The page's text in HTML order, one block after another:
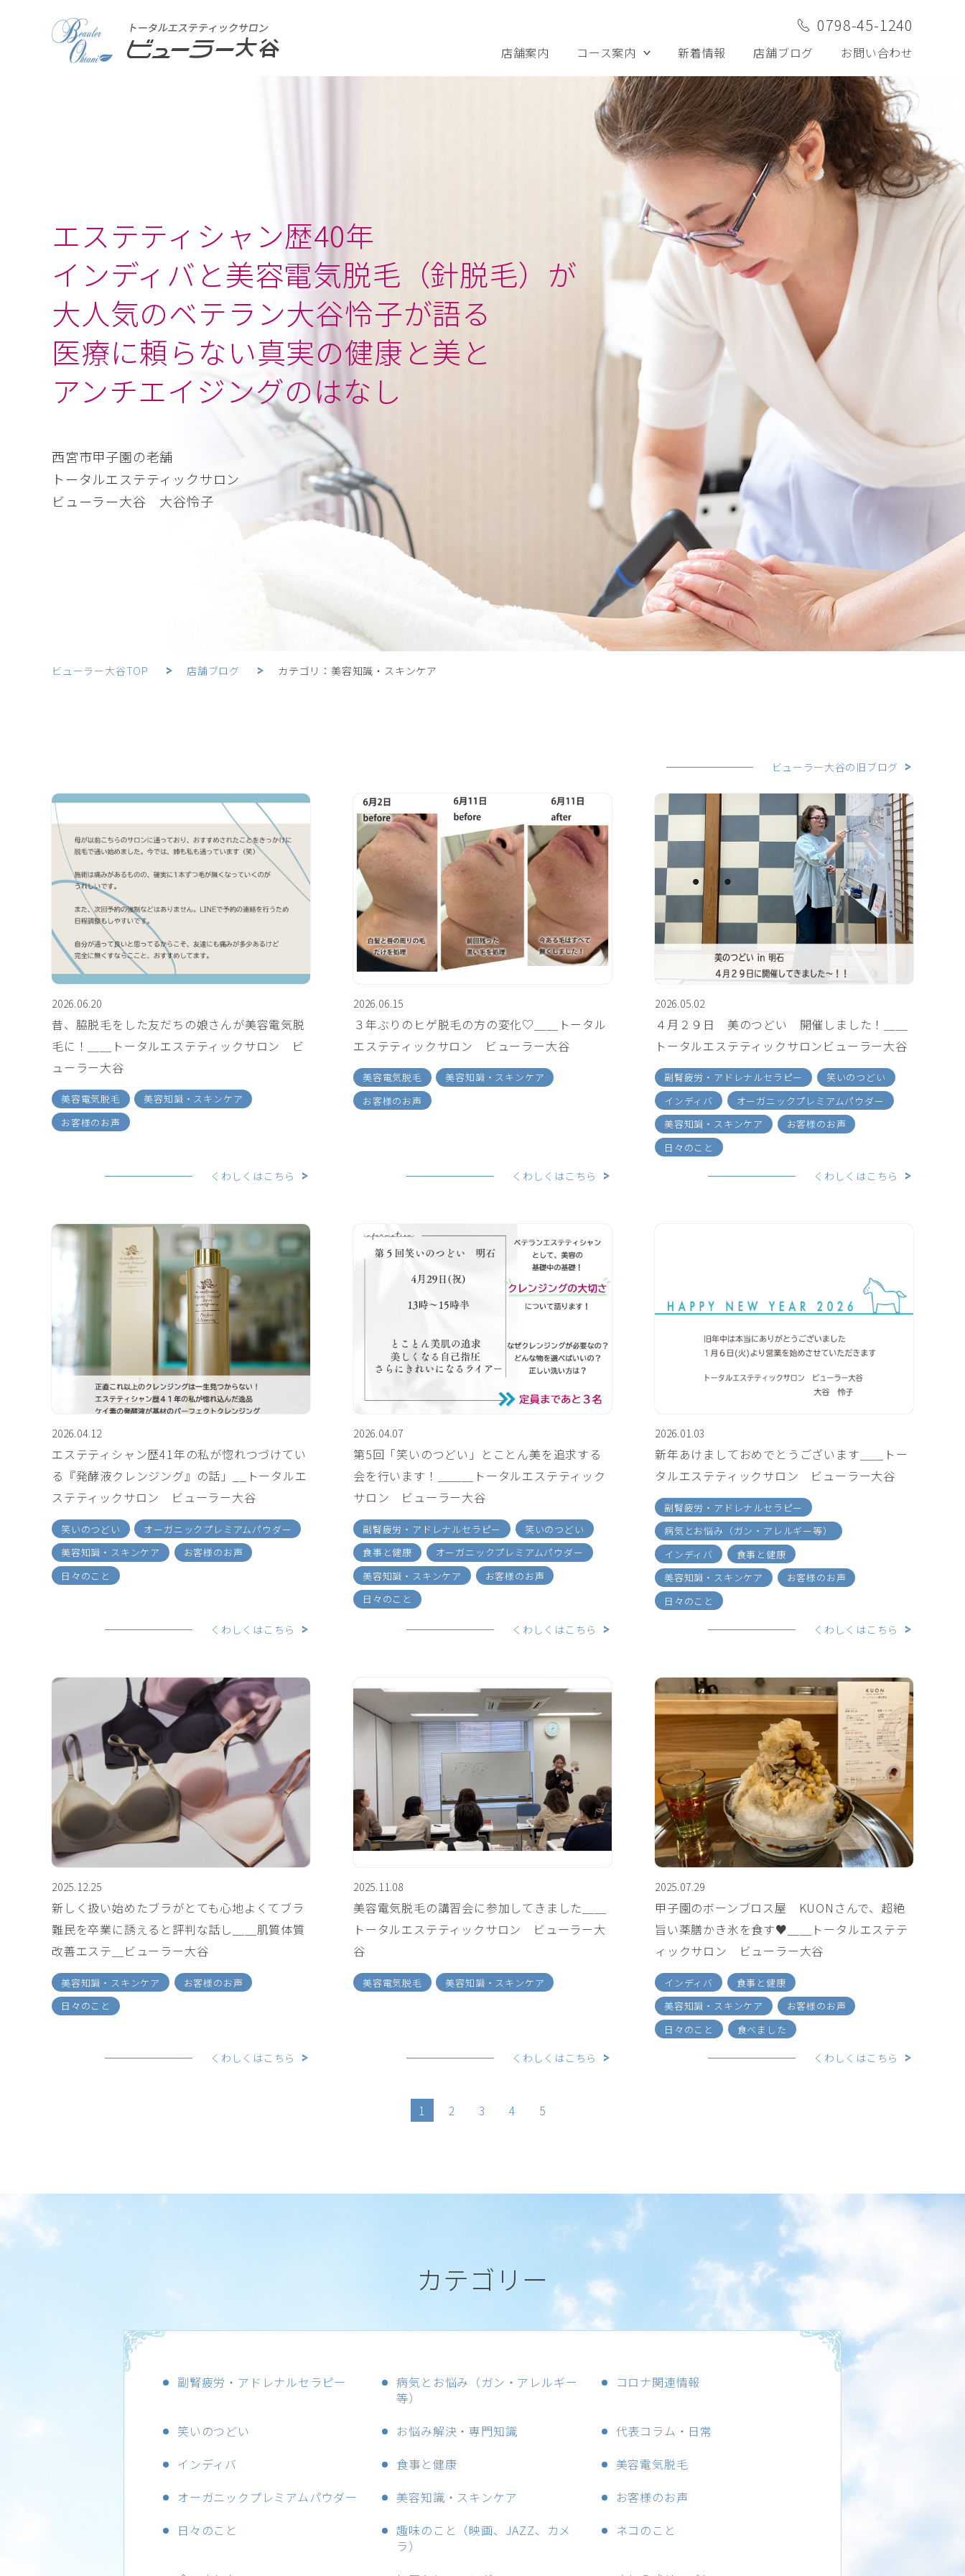
0798-45-1240
店舗案内 コース案内 新着情報 店舗ブログ お問い合わせ
さとう式リンパケア
エステティシャン歴40年
インディバと美容電気脱毛（針脱毛）が
大人気のベテラン大谷怜子が語る
医療に頼らない真実の健康と美と
アンチエイジングのはなし
西宮市甲子園の老舗
トータルエステティックサロン
ビューラー大谷 大谷怜子
ビューラー大谷TOP 店舗ブログ カテゴリ：美容知識・スキンケア
ビューラー大谷の旧ブログ
2026.06.20
昔、脇脱毛をした友だちの娘さんが美容電気脱
毛に！＿＿トータルエステティックサロン ビ
ューラー大谷
美容電気脱毛
美容知識・スキンケア
お客様のお声
くわしくはこちら
2026.06.15
３年ぶりのヒゲ脱毛の方の変化♡＿＿トータル
エステティックサロン ビューラー大谷
美容電気脱毛
美容知識・スキンケア
お客様のお声
くわしくはこちら
2026.05.02
４月２９日 美のつどい 開催しました！＿＿
トータルエステティックサロンビューラー大谷
副腎疲労・アドレナルセラピー
笑いのつどい
インディバ
オーガニックプレミアムパウダー
美容知識・スキンケア
お客様のお声
日々のこと
くわしくはこちら
2026.04.12
エステティシャン歴41年の私が惚れつづけてい
る『発酵液クレンジング』の話」__トータルエ
ステティックサロン ビューラー大谷
笑いのつどい
オーガニックプレミアムパウダー
美容知識・スキンケア
お客様のお声
日々のこと
くわしくはこちら
2026.04.07
第5回「笑いのつどい」とことん美を追求する
会を行います！＿＿＿トータルエステティック
サロン ビューラー大谷
副腎疲労・アドレナルセラピー
笑いのつどい
食事と健康
オーガニックプレミアムパウダー
美容知識・スキンケア
お客様のお声
日々のこと
くわしくはこちら
2026.01.03
新年あけましておめでとうございます＿＿トー
タルエステティックサロン ビューラー大谷
副腎疲労・アドレナルセラピー
病気とお悩み（ガン・アレルギー等）
インディバ
食事と健康
美容知識・スキンケア
お客様のお声
日々のこと
くわしくはこちら
2025.12.25
新しく扱い始めたブラがとても心地よくてブラ
難民を卒業に誘えると評判な話し＿＿肌質体質
改善エステ＿ビューラー大谷
美容知識・スキンケア
お客様のお声
日々のこと
くわしくはこちら
2025.11.08
美容電気脱毛の講習会に参加してきました＿＿
トータルエステティックサロン ビューラー大
谷
美容電気脱毛 美容知識・スキンケア
くわしくはこちら
2025.07.29
甲子園のボーンブロス屋 KUONさんで、超絶
旨い薬膳かき氷を食す♥️＿＿トータルエステテ
ィックサロン ビューラー大谷
インディバ
食事と健康
美容知識・スキンケア
お客様のお声
日々のこと
食べました
くわしくはこちら
1 2 3 4 5
カテゴリー
副腎疲労・アドレナルセラピー
病気とお悩み（ガン・アレルギー
等）
コロナ関連情報
笑いのつどい お悩み解決・専門知識
代表コラム・日常
インディバ
食事と健康
美容電気脱毛
オーガニックプレミアムパウダー
美容知識・スキンケア
お客様のお声
日々のこと
趣味のこと（映画、JAZZ、カメ
ラ）
ネコのこと